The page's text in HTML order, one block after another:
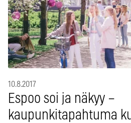
10.8.2017
Espoo soi ja näkyy –
kaupunkitapahtuma